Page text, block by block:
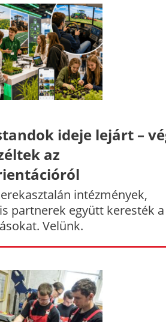
ideje lejárt –
az
intézmények,
partnerek együtt keresték a
Velünk.